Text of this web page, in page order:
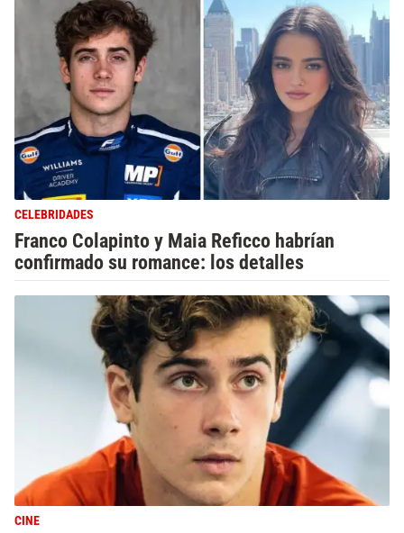
CELEBRIDADES
Franco Colapinto y Maia Reficco habrían
confirmado su romance: los detalles
CINE